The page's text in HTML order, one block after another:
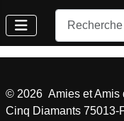
Rechercher
© 2026 Amies et
Cinq Diamants 75013-